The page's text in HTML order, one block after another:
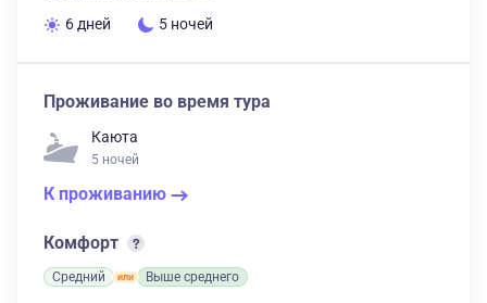
6 дней 5 ночей
Проживание во время тура
Каюта
5 ночей
К проживанию
Комфорт
Средний Выше среднего